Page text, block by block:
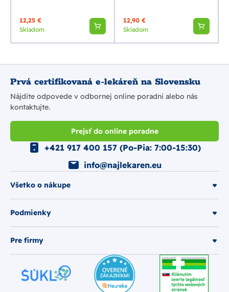
12,25 €
Skladom
12,90 €
Skladom
Prvá certifikovaná e-lekáreň na Slovensku
Nájdite odpovede v odbornej online poradni alebo nás
kontaktujte.
Prejsť do online poradne
Všetko o nákupe
Podmienky
Pre firmy
+421 917 400 157 (Po-Pia: 7:00-15:30)
info@najlekaren.eu